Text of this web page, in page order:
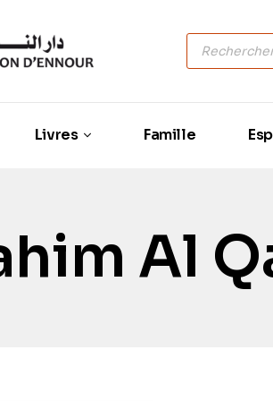
Livres Famille
Al